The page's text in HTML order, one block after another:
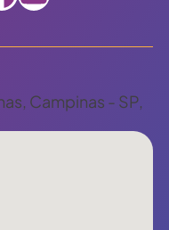
Campinas - SP,